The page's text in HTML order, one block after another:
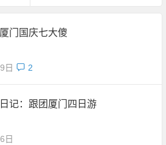
门国庆七大傻
日 2
记：跟团厦门四日游
日